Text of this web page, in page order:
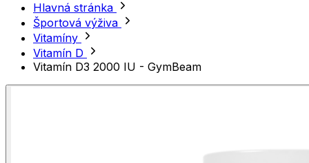
Hlavná stránka
Športová výživa
Vitamíny
Vitamín D
Vitamín D3 2000 IU - GymBeam